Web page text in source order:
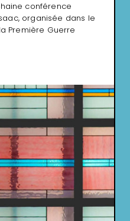
conférence
organisée dans le
Première Guerre